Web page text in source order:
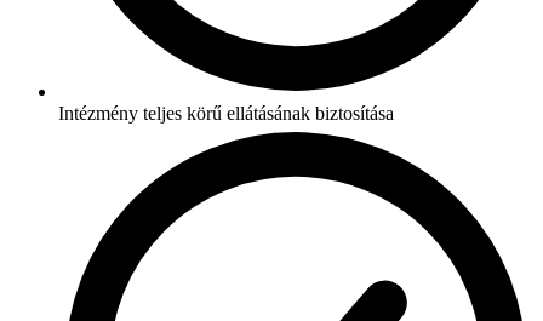
Intézmény teljes körű ellátásának biztosítása